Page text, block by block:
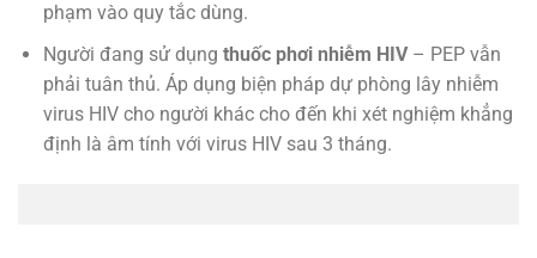
phạm vào quy tắc dùng.
Người đang sử dụng thuốc phơi nhiễm HIV– PEP vẫn
phải tuân thủ. Áp dụng biện pháp dự phòng lây nhiễm
virus HIV cho người khác cho đến khi xét nghiệm khẳng
định là âm tính với virus HIV sau 3 tháng.